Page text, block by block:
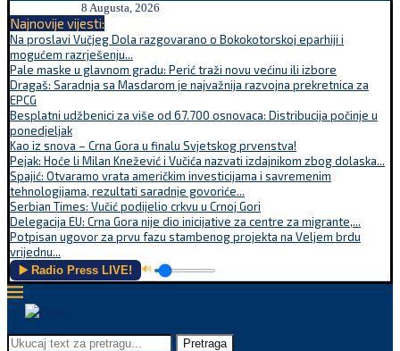
8 Augusta, 2026
Najnovije vijesti:
Na proslavi Vučjeg Dola razgovarano o Bokokotorskoj eparhiji i
mogućem razrješenju...
Pale maske u glavnom gradu: Perić traži novu većinu ili izbore
Dragaš: Saradnja sa Masdarom je najvažnija razvojna prekretnica za
EPCG
Besplatni udžbenici za više od 67.700 osnovaca: Distribucija počinje u
ponedjeljak
Kao iz snova – Crna Gora u finalu Svjetskog prvenstva!
Pejak: Hoće li Milan Knežević i Vučića nazvati izdajnikom zbog dolaska...
Spajić: Otvaramo vrata američkim investicijama i savremenim
tehnologijama, rezultati saradnje govoriće...
Serbian Times: Vučić podijelio crkvu u Crnoj Gori
Delegacija EU: Crna Gora nije dio inicijative za centre za migrante,...
Potpisan ugovor za prvu fazu stambenog projekta na Veljem brdu
vrijednu...
▶️ Radio Press LIVE! 🔊
Pretraga